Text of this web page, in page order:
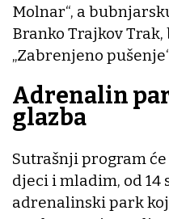
Molnar“, a
Branko Trajkov
„Zabrenjeno
Adrenalin
glazba
Sutrašnji program
djeci i mladim, od 14
adrenalinski park